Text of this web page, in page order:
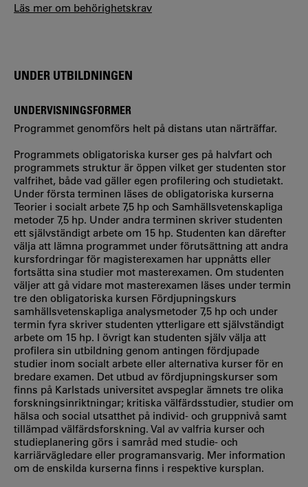
Läs mer om behörighetskrav
UNDER UTBILDNINGEN
UNDERVISNINGSFORMER
Programmet genomförs helt på distans utan närträffar.
Programmets obligatoriska kurser ges på halvfart och
programmets struktur är öppen vilket ger studenten stor
valfrihet, både vad gäller egen profilering och studietakt.
Under första terminen läses de obligatoriska kurserna
Teorier i socialt arbete 7,5 hp och Samhällsvetenskapliga
metoder 7,5 hp. Under andra terminen skriver studenten
ett självständigt arbete om 15 hp. Studenten kan därefter
välja att lämna programmet under förutsättning att andra
kursfordringar för magisterexamen har uppnåtts eller
fortsätta sina studier mot masterexamen. Om studenten
väljer att gå vidare mot masterexamen läses under termin
tre den obligatoriska kursen Fördjupningskurs
samhällsvetenskapliga analysmetoder 7,5 hp och under
termin fyra skriver studenten ytterligare ett självständigt
arbete om 15 hp. I övrigt kan studenten själv välja att
profilera sin utbildning genom antingen fördjupade
studier inom socialt arbete eller alternativa kurser för en
bredare examen. Det utbud av fördjupningskurser som
finns på Karlstads universitet avspeglar ämnets tre olika
forskningsinriktningar; kritiska välfärdsstudier, studier om
hälsa och social utsatthet på individ- och gruppnivå samt
tillämpad välfärdsforskning. Val av valfria kurser och
studieplanering görs i samråd med studie- och
karriärvägledare eller programansvarig. Mer information
om de enskilda kurserna finns i respektive kursplan.